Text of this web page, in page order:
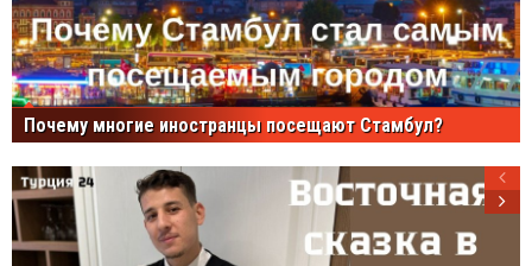
Почему многие иностранцы посещают Стамбул?